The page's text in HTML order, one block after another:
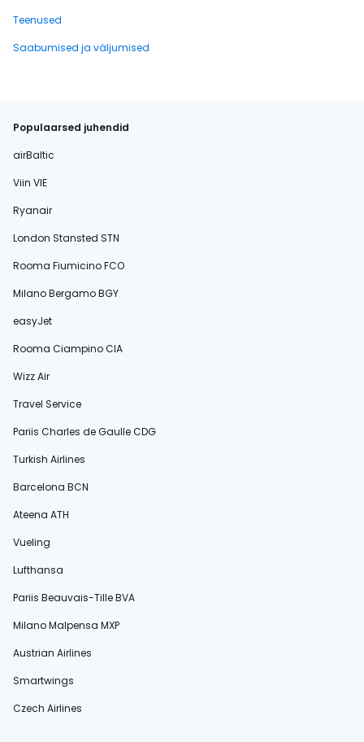
Teenused
Saabumised ja väljumised
Populaarsed juhendid
airBaltic
Viin VIE
Ryanair
London Stansted STN
Rooma Fiumicino FCO
Milano Bergamo BGY
easyJet
Rooma Ciampino CIA
Wizz Air
Travel Service
Pariis Charles de Gaulle CDG
Turkish Airlines
Barcelona BCN
Ateena ATH
Vueling
Lufthansa
Pariis Beauvais-Tille BVA
Milano Malpensa MXP
Austrian Airlines
Smartwings
Czech Airlines